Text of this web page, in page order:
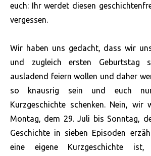
euch: Ihr werdet diesen
vergessen.
Wir haben uns gedacht, dass wir
und zugleich ersten Geburtstag
ausladend feiern wollen und daher
so knausrig sein und euch
Kurzgeschichte schenken. Nein, wir
Montag, dem 29. Juli bis Sonntag,
Geschichte in sieben Episoden
eine eigene Kurzgeschichte